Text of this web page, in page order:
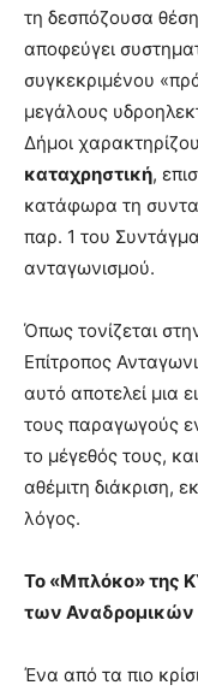
τη δεσπόζουσα
αποφεύγει
συγκεκριμένου
μεγάλους
Δήμοι
καταχρηστική,
κατάφωρα τη
παρ. 1 του
ανταγωνισμού.
Όπως τονίζεται
Επίτροπος
αυτό αποτελεί μια
τους παραγωγούς
το μέγεθός τους,
αθέμιτη διάκριση,
λόγος.
Το «Μπλόκο» της
των Αναδρομικών
Ένα από τα πιο